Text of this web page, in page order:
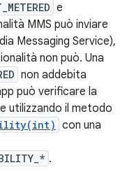
e
MMS può inviare
Messaging Service),
non può. Una
non addebita
può verificare la
utilizzando il metodo
con una
.